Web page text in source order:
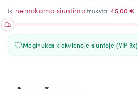
Iki nemokamo siuntimotrūksta:45,00 €
Mėginukas kiekvienoje siuntoje (VIP 3x)